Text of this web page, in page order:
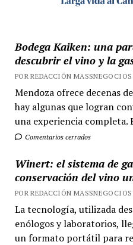
Bodega Kaiken: una
descubrir el vino y la
POR REDACCIÓN MASSNEGOCIOS
Mendoza ofrece decenas
hay algunas que logran
una experiencia completa.
Comentarios cerrados
Winert: el sistema de
conservación del vino
POR REDACCIÓN MASSNEGOCIOS
La tecnología, utilizada
enólogos y laboratorios,
un formato portátil para